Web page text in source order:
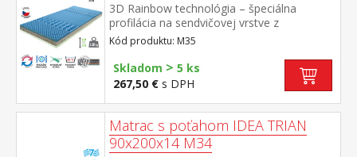
3D Rainbow technológia – špeciálna
profilácia na sendvičovej vrstve z
kombinácie Flexifoam pien rôznych
vlastností a tuhostí, ktorá zabezpečuje
komfort, vzdušnosť, ortopedické vlastnosti
a dlhú životnosť anatomická zónová
masážna profilácia – 7 zón na oboch
stranách, jemná masáž v priebehu spánku
rozdielna tuhosť strán – zelenkavá mäkšia
strana tuhosť 2 z 5, modrá tuhšia strana
tuhosť 2,5 z 5 vzdušný poťah prešitý dutým
Kód produktu: M35
Skladom > 5 ks
267,50 € s DPH
Matrac s poťahom IDEA TRIAN
90x200x14 M34